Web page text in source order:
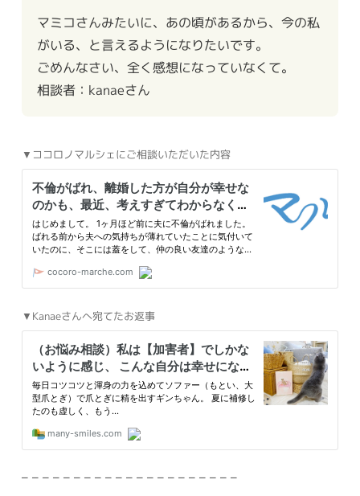
マミコさんみたいに、あの頃があるから、今の私
がいる、と言えるようになりたいです。
ごめんなさい、全く感想になっていなくて。
相談者：kanaeさん
▼ココロノマルシェにご相談いただいた内容
▼Kanaeさんへ宛てたお返事
– – – – – – – – – – – – – – – – – – – – –